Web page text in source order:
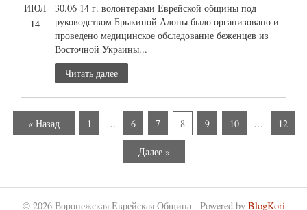
ИЮЛ
14
30.06 14 г. волонтерами Еврейской общины под
руководством Брыкиной Алоны было организовано и
проведено медицинское обследование беженцев из
Восточной Украины...
Читать далее
« Назад 1 … 6 7 8 9 10 … 12
Далее »
© 2026 Воронежская Еврейская Община - Powered by BlogKori